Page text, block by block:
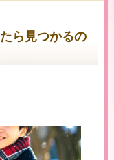
レゼント！／
ら見つかるの